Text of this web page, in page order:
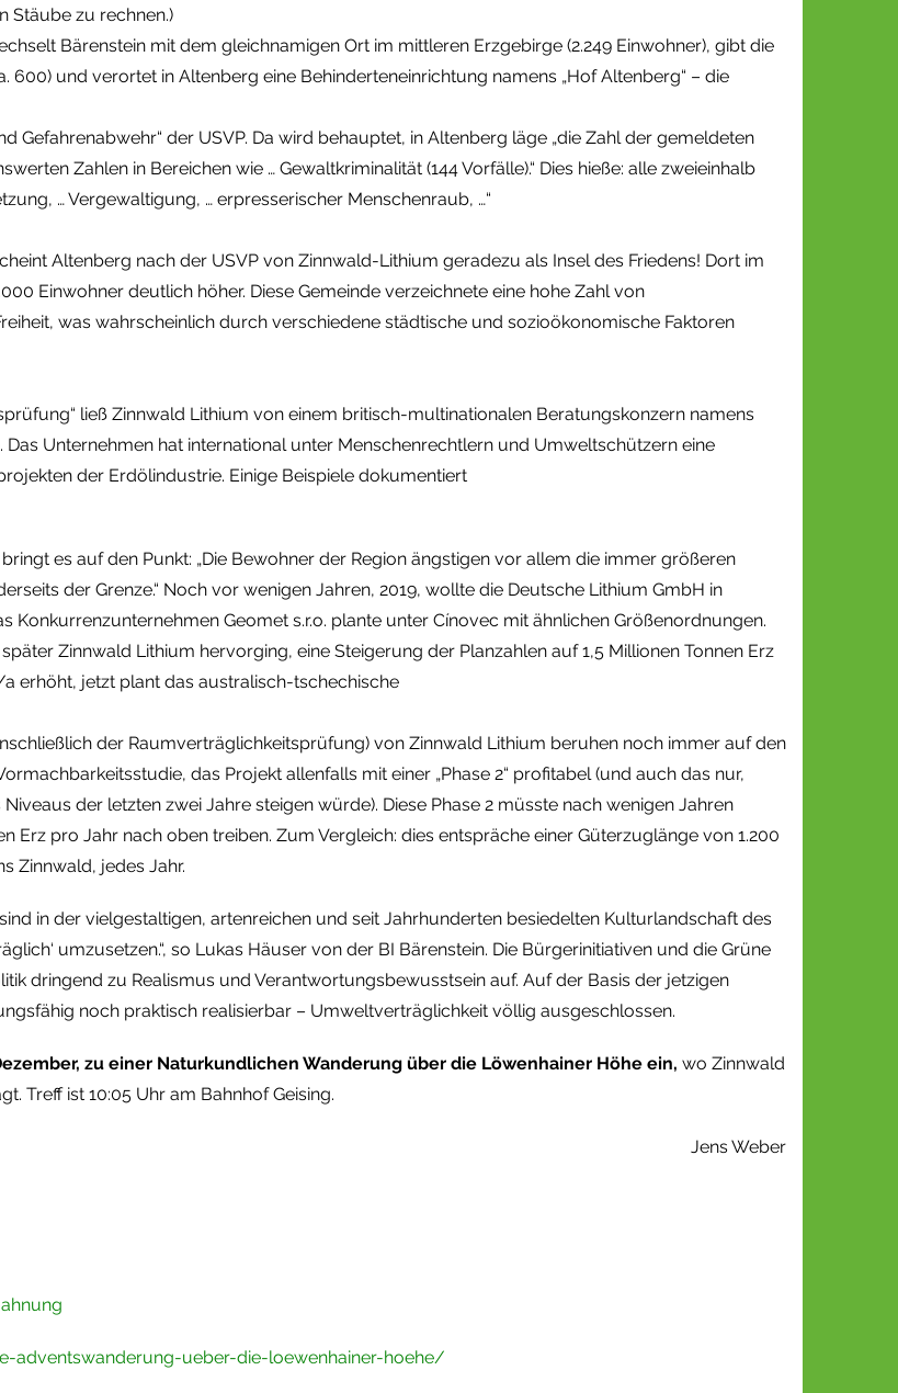
Stäube zu rechnen.)
Bärenstein mit dem gleichnamigen Ort im mittleren Erzgebirge (2.249 Einwohner), gibt die
600) und verortet in Altenberg eine Behinderteneinrichtung namens „Hof Altenberg“ – die
Gefahrenabwehr“ der USVP. Da wird behauptet, in Altenberg läge „die Zahl der gemeldeten
Zahlen in Bereichen wie … Gewaltkriminalität (144 Vorfälle).“ Dies hieße: alle zweieinhalb
… Vergewaltigung, … erpresserischer Menschenraub, …“
Altenberg nach der USVP von Zinnwald-Lithium geradezu als Insel des Friedens! Dort im
Einwohner deutlich höher. Diese Gemeinde verzeichnete eine hohe Zahl von
was wahrscheinlich durch verschiedene städtische und sozioökonomische Faktoren
ließ Zinnwald Lithium von einem britisch-multinationalen Beratungskonzern namens
Das Unternehmen hat international unter Menschenrechtlern und Umweltschützern eine
der Erdölindustrie. Einige Beispiele dokumentiert
es auf den Punkt: „Die Bewohner der Region ängstigen vor allem die immer größeren
der Grenze.“ Noch vor wenigen Jahren, 2019, wollte die Deutsche Lithium GmbH in
Konkurrenzunternehmen Geomet s.r.o. plante unter Cínovec mit ähnlichen Größenordnungen.
Zinnwald Lithium hervorging, eine Steigerung der Planzahlen auf 1,5 Millionen Tonnen Erz
erhöht, jetzt plant das australisch-tschechische
der Raumverträglichkeitsprüfung) von Zinnwald Lithium beruhen noch immer auf den
das Projekt allenfalls mit einer „Phase 2“ profitabel (und auch das nur,
der letzten zwei Jahre steigen würde). Diese Phase 2 müsste nach wenigen Jahren
Erz pro Jahr nach oben treiben. Zum Vergleich: dies entspräche einer Güterzuglänge von 1.200
Zinnwald, jedes Jahr.
in der vielgestaltigen, artenreichen und seit Jahrhunderten besiedelten Kulturlandschaft des
umzusetzen.“, so Lukas Häuser von der BI Bärenstein. Die Bürgerinitiativen und die Grüne
dringend zu Realismus und Verantwortungsbewusstsein auf. Auf der Basis der jetzigen
noch praktisch realisierbar – Umweltverträglichkeit völlig ausgeschlossen.
zu einer Naturkundlichen Wanderung über die Löwenhainer Höhe ein, wo Zinnwald
Treff ist 10:05 Uhr am Bahnhof Geising.
Jens Weber
ueber-die-loewenhainer-hoehe/